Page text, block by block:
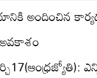
అందించిన
అవకాశం